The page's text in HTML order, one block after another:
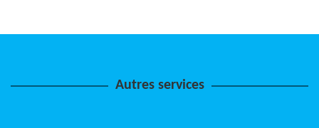
Autres services